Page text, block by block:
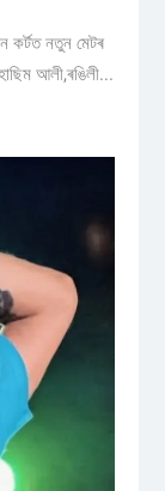
কৰ্টত নতুন মেটৰ
আলী,ৰঙিলী...